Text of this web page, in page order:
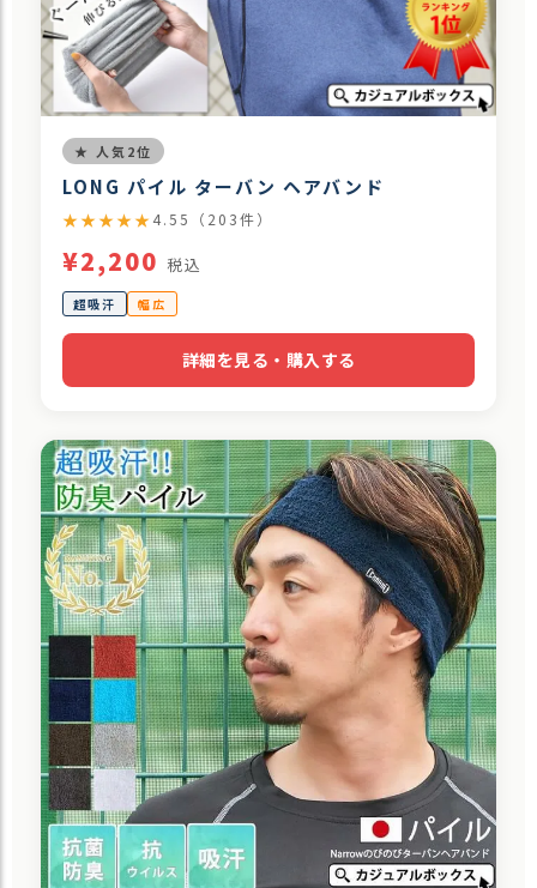
★ 人気2位
LONG パイル ターバン ヘアバンド
★★★★★4.55（203件）
¥2,200 税込
超吸汗 幅広
詳細を見る・購入する